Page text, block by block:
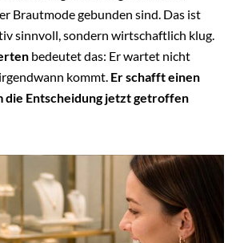
Brautmode gebunden sind. Das ist
sinnvoll, sondern wirtschaftlich klug.
bedeutet das: Er wartet nicht
kommt. Er schafft einen
die Entscheidung jetzt getroffen